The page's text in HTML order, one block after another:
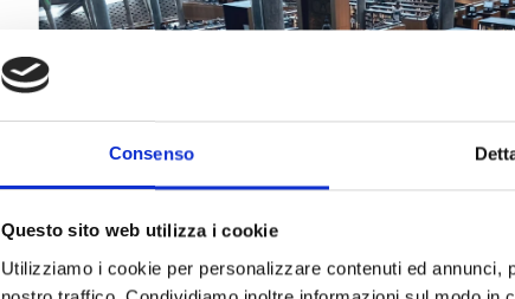
Consenso
Questo sito web utilizza i cookie
Utilizziamo i cookie per personalizzare contenuti ed